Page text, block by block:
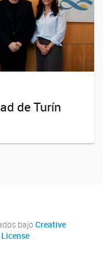
de Turín
bajo Creative